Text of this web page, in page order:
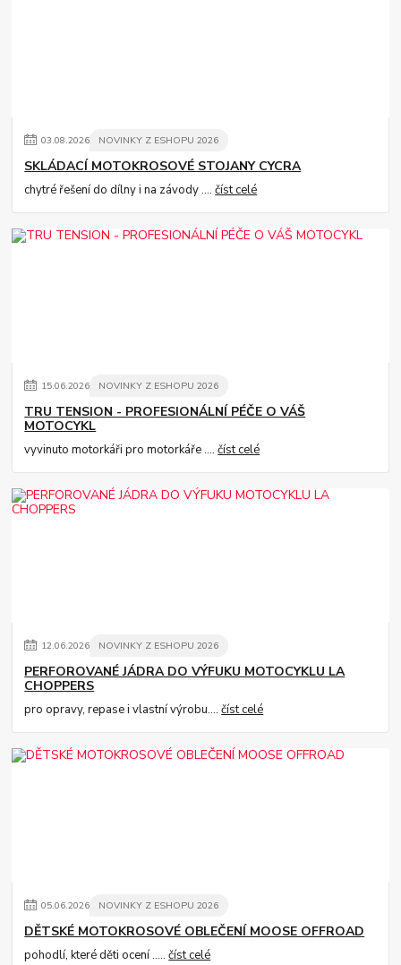
03.08.2026 NOVINKY Z ESHOPU 2026
SKLÁDACÍ MOTOKROSOVÉ STOJANY CYCRA
chytré řešení do dílny i na závody ....číst celé
15.06.2026 NOVINKY Z ESHOPU 2026
TRU TENSION - PROFESIONÁLNÍ PÉČE O VÁŠ
MOTOCYKL
vyvinuto motorkáři pro motorkáře ....číst celé
12.06.2026 NOVINKY Z ESHOPU 2026
PERFOROVANÉ JÁDRA DO VÝFUKU MOTOCYKLU LA
CHOPPERS
pro opravy, repase i vlastní výrobu....číst celé
05.06.2026 NOVINKY Z ESHOPU 2026
DĚTSKÉ MOTOKROSOVÉ OBLEČENÍ MOOSE OFFROAD
pohodlí, které děti ocení .....číst celé